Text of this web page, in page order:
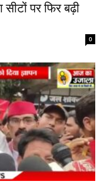
पर फिर बढ़ी
0